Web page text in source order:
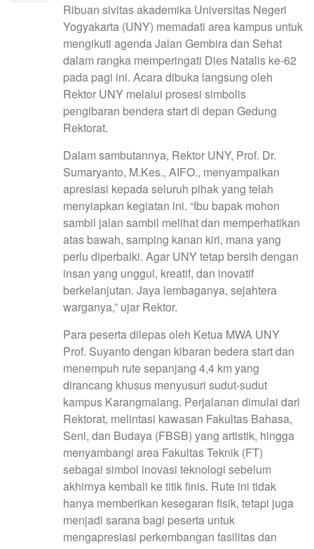
Ribuan sivitas akademika Universitas Negeri
Yogyakarta (UNY) memadati area kampus untuk
mengikuti agenda Jalan Gembira dan Sehat
dalam rangka memperingati Dies Natalis ke-62
pada pagi ini. Acara dibuka langsung oleh
Rektor UNY melalui prosesi simbolis
pengibaran bendera start di depan Gedung
Rektorat.
Dalam sambutannya, Rektor UNY, Prof. Dr.
Sumaryanto, M.Kes., AIFO., menyampaikan
apresiasi kepada seluruh pihak yang telah
menyiapkan kegiatan ini. “Ibu bapak mohon
sambil jalan sambil melihat dan memperhatikan
atas bawah, samping kanan kiri, mana yang
perlu diperbaiki. Agar UNY tetap bersih dengan
insan yang unggul, kreatif, dan inovatif
berkelanjutan. Jaya lembaganya, sejahtera
warganya,” ujar Rektor.
Para peserta dilepas oleh Ketua MWA UNY
Prof. Suyanto dengan kibaran bedera start dan
menempuh rute sepanjang 4,4 km yang
dirancang khusus menyusuri sudut-sudut
kampus Karangmalang. Perjalanan dimulai dari
Rektorat, melintasi kawasan Fakultas Bahasa,
Seni, dan Budaya (FBSB) yang artistik, hingga
menyambangi area Fakultas Teknik (FT)
sebagai simbol inovasi teknologi sebelum
akhirnya kembali ke titik finis. Rute ini tidak
hanya memberikan kesegaran fisik, tetapi juga
menjadi sarana bagi peserta untuk
mengapresiasi perkembangan fasilitas dan